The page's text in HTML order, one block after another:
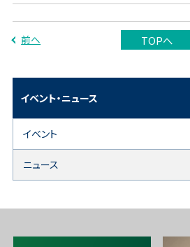
前へ TOPへ
イベント・ニュース
イベント
ニュース